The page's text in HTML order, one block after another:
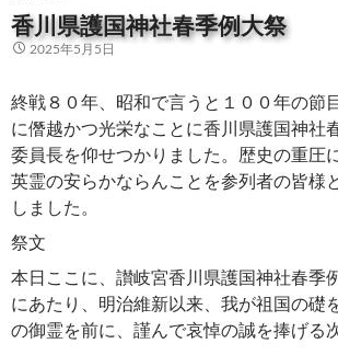
香川県護国神社春季例大祭
2025年5月5日
終戦８０年、昭和で言うと１００年の節
に僭越かつ光栄なことに香川県護国神社
委員長を仰せつかりました。歴史の重圧
英霊の安らかならんことを参列者の皆様
しました。
祭文
本日ここに、讃岐宮香川県護国神社春季
にあたり、明治維新以来、我が祖国の礎
の御霊を前に、謹んで哀悼の誠を捧げる